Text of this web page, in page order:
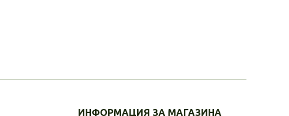
ИНФОРМАЦИЯ ЗА МАГАЗИНА